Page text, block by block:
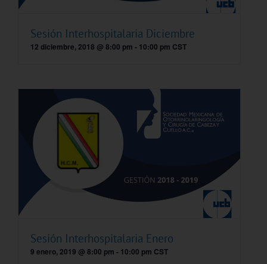
Sesión Interhospitalaria Diciembre
12 diciembre, 2018 @ 8:00 pm - 10:00 pm CST
Sesión Interhospitalaria Enero
9 enero, 2019 @ 8:00 pm - 10:00 pm CST